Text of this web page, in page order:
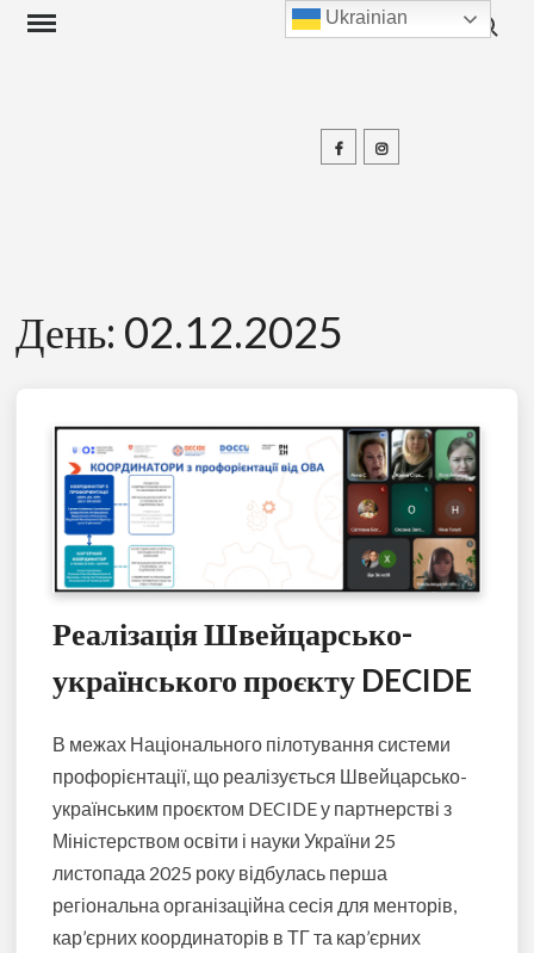
Skip
Search
FacebookInstagram
День: 02.12.2025
Реалізація Швейцарсько-
українського проєкту DECIDE
В межах Національного пілотування системи
профорієнтації, що реалізується Швейцарсько-
українським проєктом DECIDE у партнерстві з
Міністерством освіти і науки України 25
листопада 2025 року відбулась перша
регіональна організаційна сесія для менторів,
кар’єрних координаторів в ТГ та кар’єрних
Ukrainian